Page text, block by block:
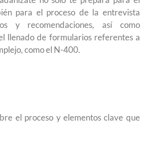
para el proceso de la entrevista
y recomendaciones, así como
llenado de formularios referentes a
como el N-400.
el proceso y elementos clave que
los cursos de construcción en
Empleo